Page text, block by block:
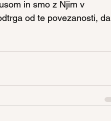
in smo z Njim v
od te povezanosti, da